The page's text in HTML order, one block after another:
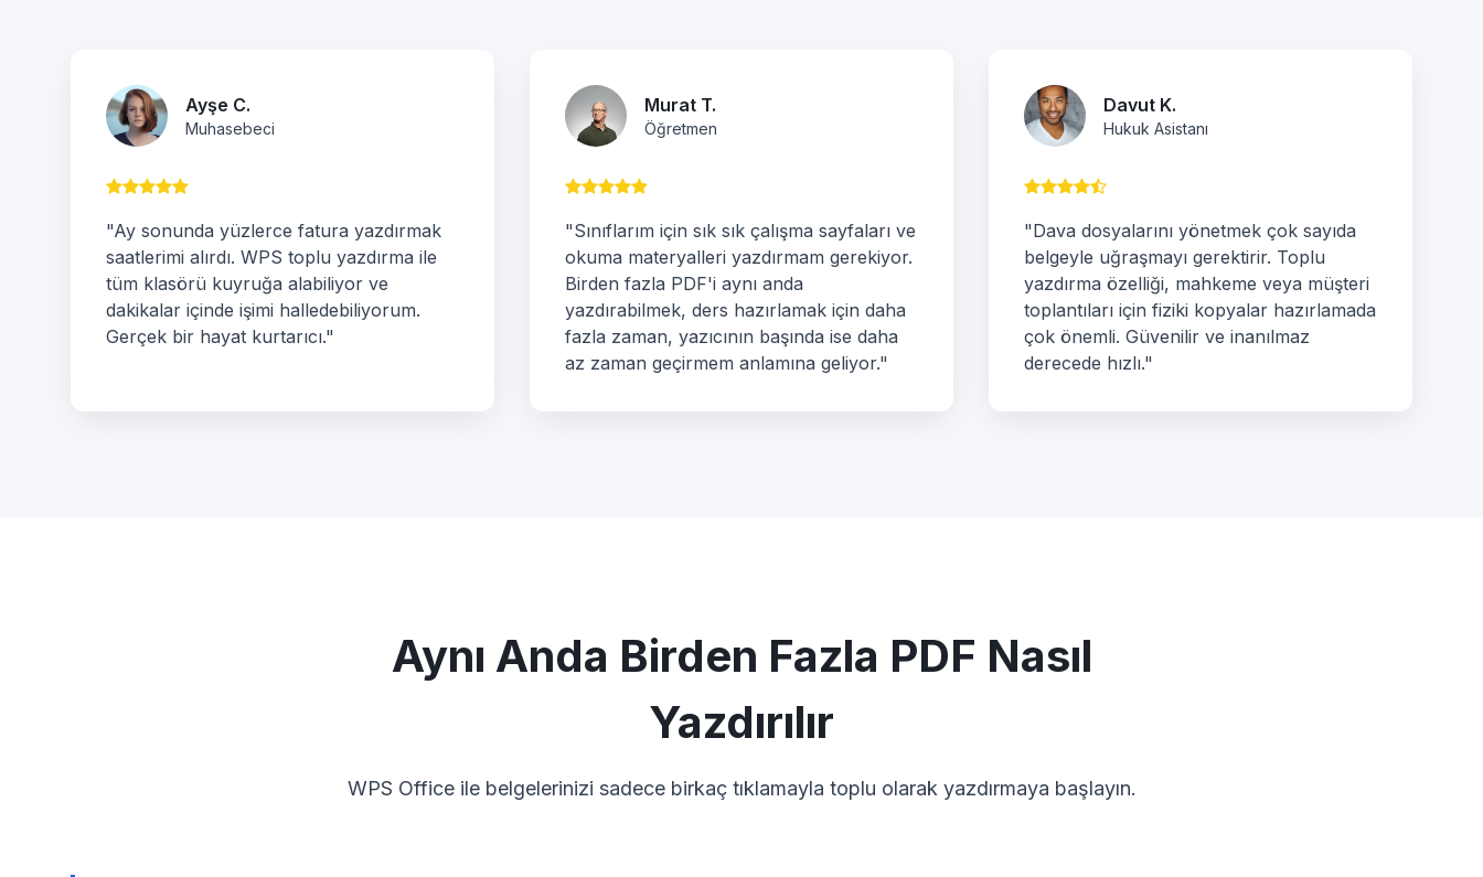
Ayşe C.
Muhasebeci
"Ay sonunda yüzlerce fatura yazdırmak
saatlerimi alırdı. WPS toplu yazdırma ile
tüm klasörü kuyruğa alabiliyor ve
dakikalar içinde işimi halledebiliyorum.
Gerçek bir hayat kurtarıcı."
Murat T.
Öğretmen
"Sınıflarım için sık sık çalışma sayfaları ve
okuma materyalleri yazdırmam gerekiyor.
Birden fazla PDF'i aynı anda
yazdırabilmek, ders hazırlamak için daha
fazla zaman, yazıcının başında ise daha
az zaman geçirmem anlamına geliyor."
Davut K.
Hukuk Asistanı
"Dava dosyalarını yönetmek çok sayıda
belgeyle uğraşmayı gerektirir. Toplu
yazdırma özelliği, mahkeme veya müşteri
toplantıları için fiziki kopyalar hazırlamada
çok önemli. Güvenilir ve inanılmaz
derecede hızlı."
Aynı Anda Birden Fazla PDF Nasıl
Yazdırılır
WPS Office ile belgelerinizi sadece birkaç tıklamayla toplu olarak yazdırmaya başlayın.